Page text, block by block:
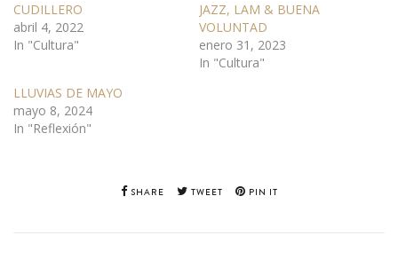
CUDILLERO
abril 4, 2022
In "Cultura"
JAZZ, LAM & BUENA
VOLUNTAD
enero 31, 2023
In "Cultura"
LLUVIAS DE MAYO
mayo 8, 2024
In "Reflexión"
SHARE TWEET PIN IT